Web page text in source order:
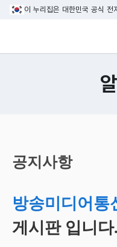
이 누리집은 대한민국 공식 전
방송미디어통
시
작
공지사항
방송미디어통
게시판 입니다.